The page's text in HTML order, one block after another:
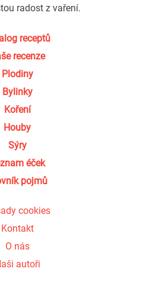
radost z vaření.
receptů
recenze
Plodiny
Bylinky
Koření
Houby
Sýry
éček
pojmů
cookies
Kontakt
O nás
autoři